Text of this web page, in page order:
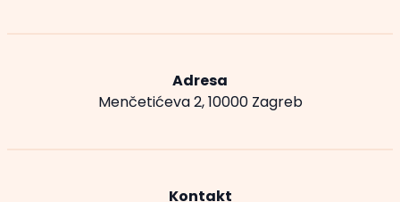
Adresa
Menčetićeva 2, 10000 Zagreb
Kontakt